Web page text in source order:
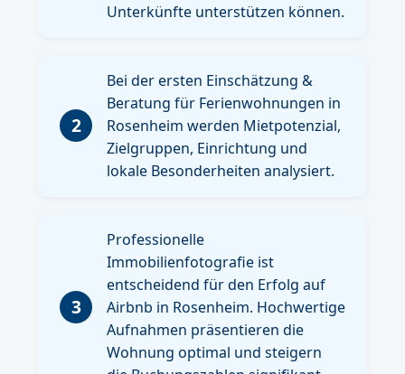
Unterkünfte unterstützen können.
2
Bei der ersten Einschätzung &
Beratung für Ferienwohnungen in
Rosenheim werden Mietpotenzial,
Zielgruppen, Einrichtung und
lokale Besonderheiten analysiert.
3
Professionelle
Immobilienfotografie ist
entscheidend für den Erfolg auf
Airbnb in Rosenheim. Hochwertige
Aufnahmen präsentieren die
Wohnung optimal und steigern